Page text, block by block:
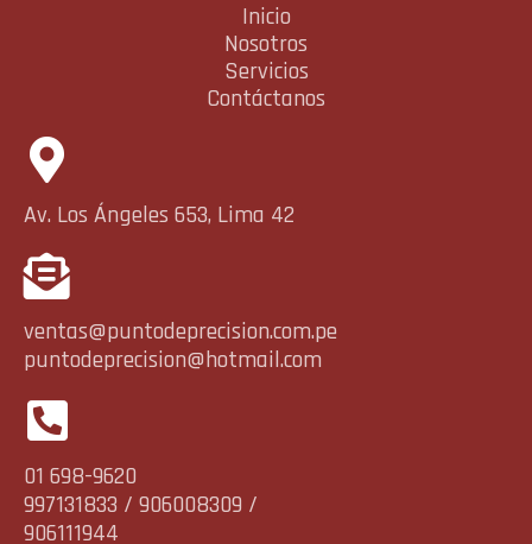
Inicio
Nosotros
Servicios
Contáctanos
Av. Los Ángeles 653, Lima 42
ventas@puntodeprecision.com.pe
puntodeprecision@hotmail.com
01 698-9620
997131833 / 906008309 /
906111944